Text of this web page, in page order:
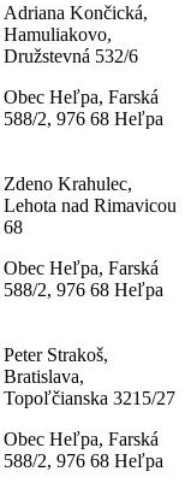
Adriana Končická,
Hamuliakovo,
Družstevná 532/6
Obec Heľpa, Farská
588/2, 976 68 Heľpa
Zdeno Krahulec,
Lehota nad Rimavicou
68
Obec Heľpa, Farská
588/2, 976 68 Heľpa
Peter Strakoš,
Bratislava,
Topoľčianska 3215/27
Obec Heľpa, Farská
588/2, 976 68 Heľpa